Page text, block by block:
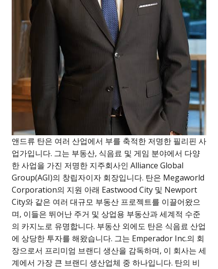
앤드류 탄은 여러 산업에서 부를 축적한 저명한 필리핀 사
업가입니다. 그는 부동산, 식음료 및 게임 분야에서 다양
한 사업을 가진 저명한 지주회사인 Alliance Global
Group(AGI)의 창립자이자 회장입니다. 탄은 Megaworld
Corporation의 지원 아래 Eastwood City 및 Newport
City와 같은 여러 대규모 부동산 프로젝트를 이끌어왔으
며, 이들은 뛰어난 주거 및 상업용 부동산과 세계적 수준
의 카지노로 유명합니다. 부동산 외에도 탄은 식음료 산업
에 상당한 투자를 해왔습니다. 그는 Emperador Inc.의 회
장으로서 프리미엄 브랜디 생산을 감독하며, 이 회사는 세
계에서 가장 큰 브랜디 생산업체 중 하나입니다. 탄의 비